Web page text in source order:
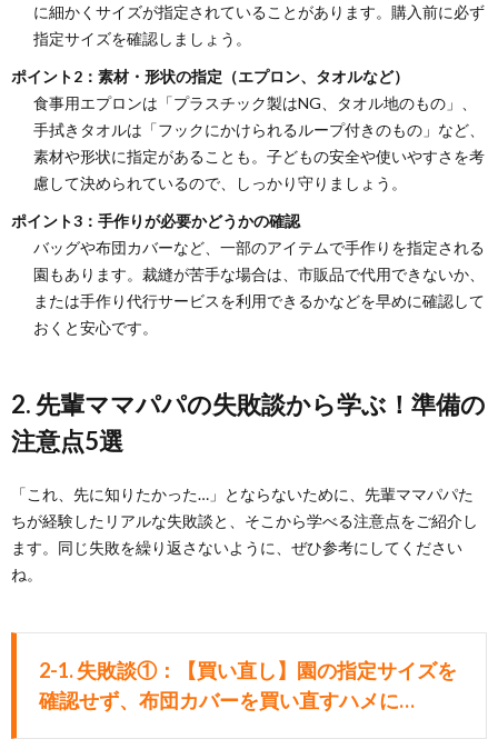
に細かくサイズが指定されていることがあります。購入前に必ず
指定サイズを確認しましょう。
ポイント2：素材・形状の指定（エプロン、タオルなど）
食事用エプロンは「プラスチック製はNG、タオル地のもの」、
手拭きタオルは「フックにかけられるループ付きのもの」など、
素材や形状に指定があることも。子どもの安全や使いやすさを考
慮して決められているので、しっかり守りましょう。
ポイント3：手作りが必要かどうかの確認
バッグや布団カバーなど、一部のアイテムで手作りを指定される
園もあります。裁縫が苦手な場合は、市販品で代用できないか、
または手作り代行サービスを利用できるかなどを早めに確認して
おくと安心です。
2. 先輩ママパパの失敗談から学ぶ！準備の
注意点5選
「これ、先に知りたかった…」とならないために、先輩ママパパた
ちが経験したリアルな失敗談と、そこから学べる注意点をご紹介し
ます。同じ失敗を繰り返さないように、ぜひ参考にしてください
ね。
2-1. 失敗談①：【買い直し】園の指定サイズを
確認せず、布団カバーを買い直すハメに…